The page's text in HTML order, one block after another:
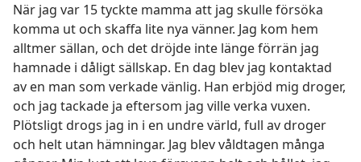
När jag var 15 tyckte mamma att jag skulle försöka
komma ut och skaffa lite nya vänner. Jag kom hem
alltmer sällan, och det dröjde inte länge förrän jag
hamnade i dåligt sällskap. En dag blev jag kontaktad
av en man som verkade vänlig. Han erbjöd mig droger,
och jag tackade ja eftersom jag ville verka vuxen.
Plötsligt drogs jag in i en undre värld, full av droger
och helt utan hämningar. Jag blev våldtagen många